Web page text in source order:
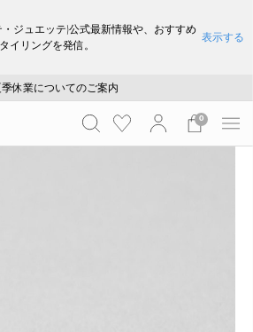
・ジュエッテ)公式最新情報や、おすすめ
イリングを発信。
表示する
採用のご案内
いたお品物のお届け状況について
休業についてのご案内
WEB LIMITED ITEMS >>
採用のご案内
いたお品物のお届け状況について
0